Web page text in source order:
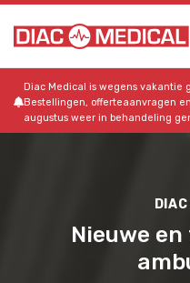
Diac Medical is wegens vakantie
Bestellingen, offerteaanvragen
augustus weer in behandeling
Nieuwe